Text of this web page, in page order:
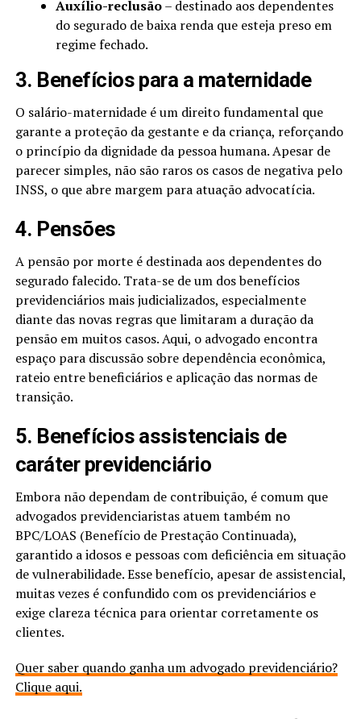
Auxílio-reclusão– destinado aos dependentes
do segurado de baixa renda que esteja preso em
regime fechado.
3. Benefícios para a maternidade
O salário-maternidade é um direito fundamental que
garante a proteção da gestante e da criança, reforçando
o princípio da dignidade da pessoa humana. Apesar de
parecer simples, não são raros os casos de negativa pelo
INSS, o que abre margem para atuação advocatícia.
4. Pensões
A pensão por morte é destinada aos dependentes do
segurado falecido. Trata-se de um dos benefícios
previdenciários mais judicializados, especialmente
diante das novas regras que limitaram a duração da
pensão em muitos casos. Aqui, o advogado encontra
espaço para discussão sobre dependência econômica,
rateio entre beneficiários e aplicação das normas de
transição.
5. Benefícios assistenciais de
caráter previdenciário
Embora não dependam de contribuição, é comum que
advogados previdenciaristas atuem também no
BPC/LOAS (Benefício de Prestação Continuada),
garantido a idosos e pessoas com deficiência em situação
de vulnerabilidade. Esse benefício, apesar de assistencial,
muitas vezes é confundido com os previdenciários e
exige clareza técnica para orientar corretamente os
clientes.
Quer saber quando ganha um advogado previdenciário?
Clique aqui.